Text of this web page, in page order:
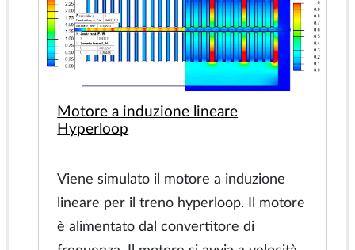
differenza di potenziale elettrico a
ciascuna coppia di elettrodi e misurare
la corrente. La resistenza è il rapporto
tra la differenza di potenziale e la
corrente.
Fecha: 2024-03-25
elettrodi, resistenza equivalente del
circuito, flusso di corrente, Ghandakly,